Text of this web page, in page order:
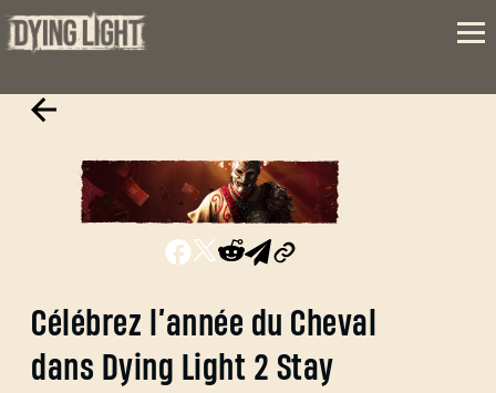
Célébrez l’année du Cheval
dans Dying Light 2 Stay